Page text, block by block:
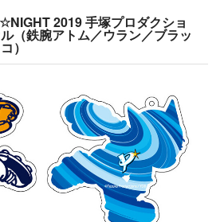
2019 手塚プロダクショ
（鉄腕アトム／ウラン／ブラッ
）